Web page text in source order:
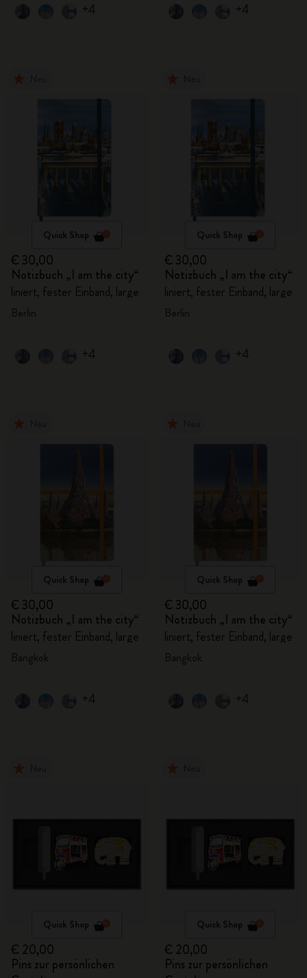
+4 +4
Quick Shop
€ 30,00
Notizbuch „I am the city“
liniert, fester Einband, large
+4
Quick Shop
€ 30,00
Notizbuch „I am the city“
liniert, fester Einband, large
+4
Quick Shop
€ 30,00
Notizbuch „I am the city“
liniert, fester Einband, large
+4
Quick Shop
€ 30,00
Notizbuch „I am the city“
liniert, fester Einband, large
+4
Quick Shop
€ 20,00
Pins zur persönlichen
Quick Shop
€ 20,00
Pins zur persönlichen